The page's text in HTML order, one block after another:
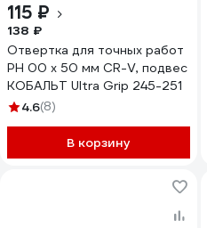
115 ₽
138 ₽
Отвертка для точных работ
PH 00 х 50 мм CR-V, подвес
КОБАЛЬТ Ultra Grip 245-251
4.6(8)
В корзину